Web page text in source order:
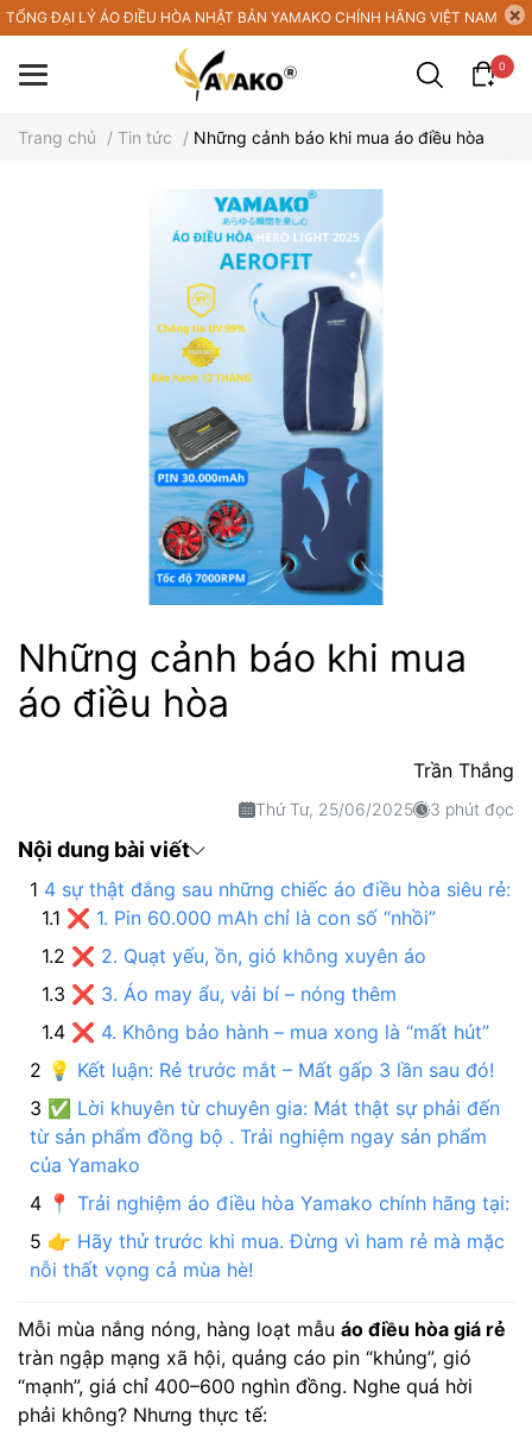
TỔNG ĐẠI LÝ ÁO ĐIỀU HÒA NHẬT BẢN YAMAKO CHÍNH HÃNG VIỆT NAM
0
Trang chủ / Tin tức / Những cảnh báo khi mua áo điều hòa
Những cảnh báo khi mua
áo điều hòa
Trần Thắng
Thứ Tư, 25/06/2025 3 phút đọc
Nội dung bài viết
4 sự thật đắng sau những chiếc áo điều hòa siêu rẻ:
❌ 1. Pin 60.000 mAh chỉ là con số “nhồi”
❌ 2. Quạt yếu, ồn, gió không xuyên áo
❌ 3. Áo may ẩu, vải bí – nóng thêm
❌ 4. Không bảo hành – mua xong là “mất hút”
💡 Kết luận: Rẻ trước mắt – Mất gấp 3 lần sau đó!
✅ Lời khuyên từ chuyên gia: Mát thật sự phải đến
từ sản phẩm đồng bộ . Trải nghiệm ngay sản phẩm
của Yamako
📍 Trải nghiệm áo điều hòa Yamako chính hãng tại:
👉 Hãy thử trước khi mua. Đừng vì ham rẻ mà mặc
nỗi thất vọng cả mùa hè!
Mỗi mùa nắng nóng, hàng loạt mẫu áo điều hòa giá rẻ
tràn ngập mạng xã hội, quảng cáo pin “khủng”, gió
“mạnh”, giá chỉ 400–600 nghìn đồng. Nghe quá hời
phải không? Nhưng thực tế: